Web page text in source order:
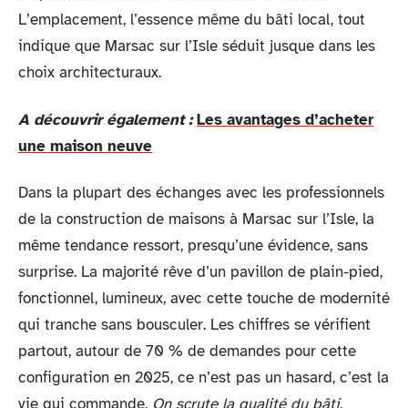
L’emplacement, l’essence même du bâti local, tout
indique que Marsac sur l’Isle séduit jusque dans les
choix architecturaux.
A découvrir également : Les avantages d’acheter
une maison neuve
Dans la plupart des échanges avec les professionnels
de la construction de maisons à Marsac sur l’Isle, la
même tendance ressort, presqu’une évidence, sans
surprise. La majorité rêve d’un pavillon de plain-pied,
fonctionnel, lumineux, avec cette touche de modernité
qui tranche sans bousculer. Les chiffres se vérifient
partout, autour de 70 % de demandes pour cette
configuration en 2025, ce n’est pas un hasard, c’est la
vie qui commande. On scrute la qualité du bâti,